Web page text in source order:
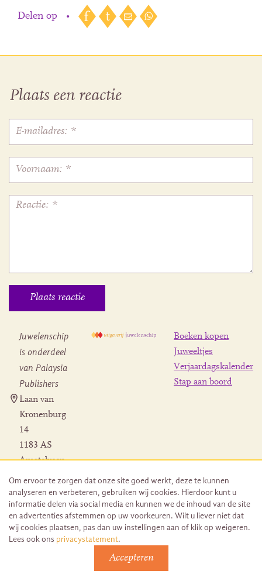
Delen op •
Plaats een reactie
Juwelenschip
is onderdeel
van Palaysia
Publishers
Laan van
Kronenburg
14
1183 AS
Amstelveen
Herroeping
bestelling
Boeken kopen
Juweeltjes
Verjaardagskalender
Stap aan boord
© 2026 Uitgeverij Juwelenschip. Duurzaam ontwikkeld door
Om ervoor te zorgen dat onze site goed werkt, deze te kunnen
analyseren en verbeteren, gebruiken wij cookies. Hierdoor kunt u
informatie delen via social media en kunnen we de inhoud van de site
en advertenties afstemmen op uw voorkeuren. Wilt u liever niet dat
wij cookies plaatsen, pas dan uw instellingen aan of klik op weigeren.
Lees ook ons privacystatement.
Accepteren